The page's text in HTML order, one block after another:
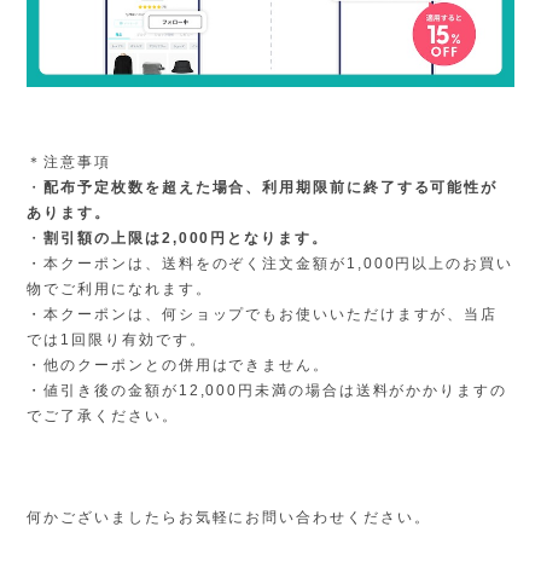
＊注意事項
・配布予定枚数を超えた場合、利用期限前に終了する可能性が
あります。
・割引額の上限は2,000円となります。
・本クーポンは、送料をのぞく注文金額が1,000円以上のお買い
物でご利用になれます。
・本クーポンは、何ショップでもお使いいただけますが、当店
では1回限り有効です。
・他のクーポンとの併用はできません。
・値引き後の金額が12,000円未満の場合は送料がかかりますの
でご了承ください。
何かございましたらお気軽にお問い合わせください。